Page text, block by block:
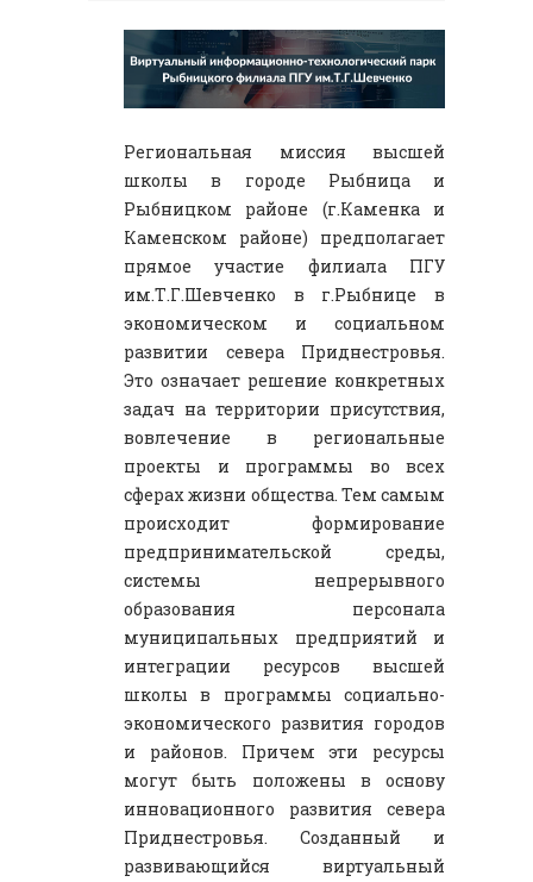
Региональная миссия высшей
школы в городе Рыбница и
Рыбницком районе (г.Каменка и
Каменском районе) предполагает
прямое участие филиала ПГУ
им.Т.Г.Шевченко в г.Рыбнице в
экономическом и социальном
развитии севера Приднестровья.
Это означает решение конкретных
задач на территории присутствия,
вовлечение в региональные
проекты и программы во всех
сферах жизни общества. Тем самым
происходит формирование
предпринимательской среды,
системы непрерывного
образования персонала
муниципальных предприятий и
интеграции ресурсов высшей
школы в программы социально-
экономического развития городов
и районов. Причем эти ресурсы
могут быть положены в основу
инновационного развития севера
Приднестровья. Созданный и
развивающийся виртуальный